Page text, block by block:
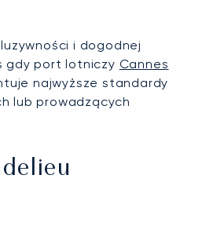
i dogodnej
gdy port lotniczy Cannes
najwyższe standardy
lub prowadzących